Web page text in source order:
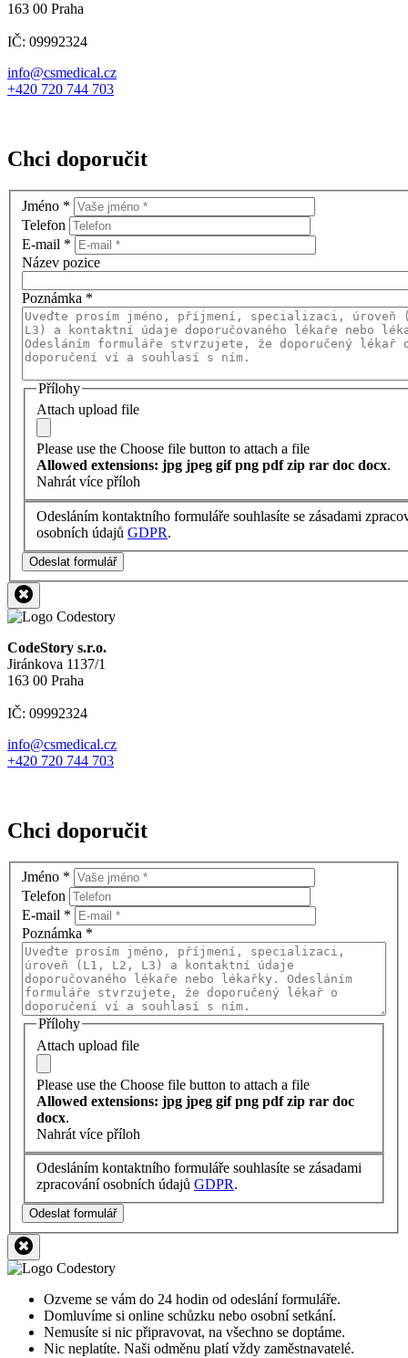
163 00 Praha
IČ: 09992324
info@csmedical.cz
+420 720 744 703
Chci doporučit
Jméno *
Telefon
E-mail *
Název pozice
Poznámka *
Přílohy
Attach upload file
Please use the Choose file button to attach a file
Allowed extensions: jpg jpeg gif png pdf zip rar doc docx.
Nahrát více příloh
Odesláním kontaktního formuláře souhlasíte se zásadami
osobních údajů GDPR.
Odeslat formulář
CodeStory s.r.o.
Jiránkova 1137/1
163 00 Praha
IČ: 09992324
info@csmedical.cz
+420 720 744 703
Chci doporučit
Jméno *
Telefon
E-mail *
Poznámka *
Přílohy
Attach upload file
Please use the Choose file button to attach a file
Allowed extensions: jpg jpeg gif png pdf zip rar doc
docx.
Nahrát více příloh
Odesláním kontaktního formuláře souhlasíte se zásadami
zpracování osobních údajů GDPR.
Odeslat formulář
Ozveme se vám do 24 hodin od odeslání formuláře.
Domluvíme si online schůzku nebo osobní setkání.
Nemusíte si nic připravovat, na všechno se doptáme.
Nic neplatíte. Naši odměnu platí vždy zaměstnavatelé.